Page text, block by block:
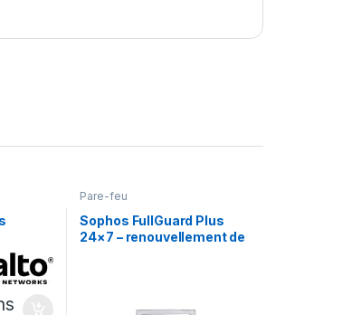
la
(1
Pare-feu
Sophos FullGuard Plus
24×7 – renouvellement de